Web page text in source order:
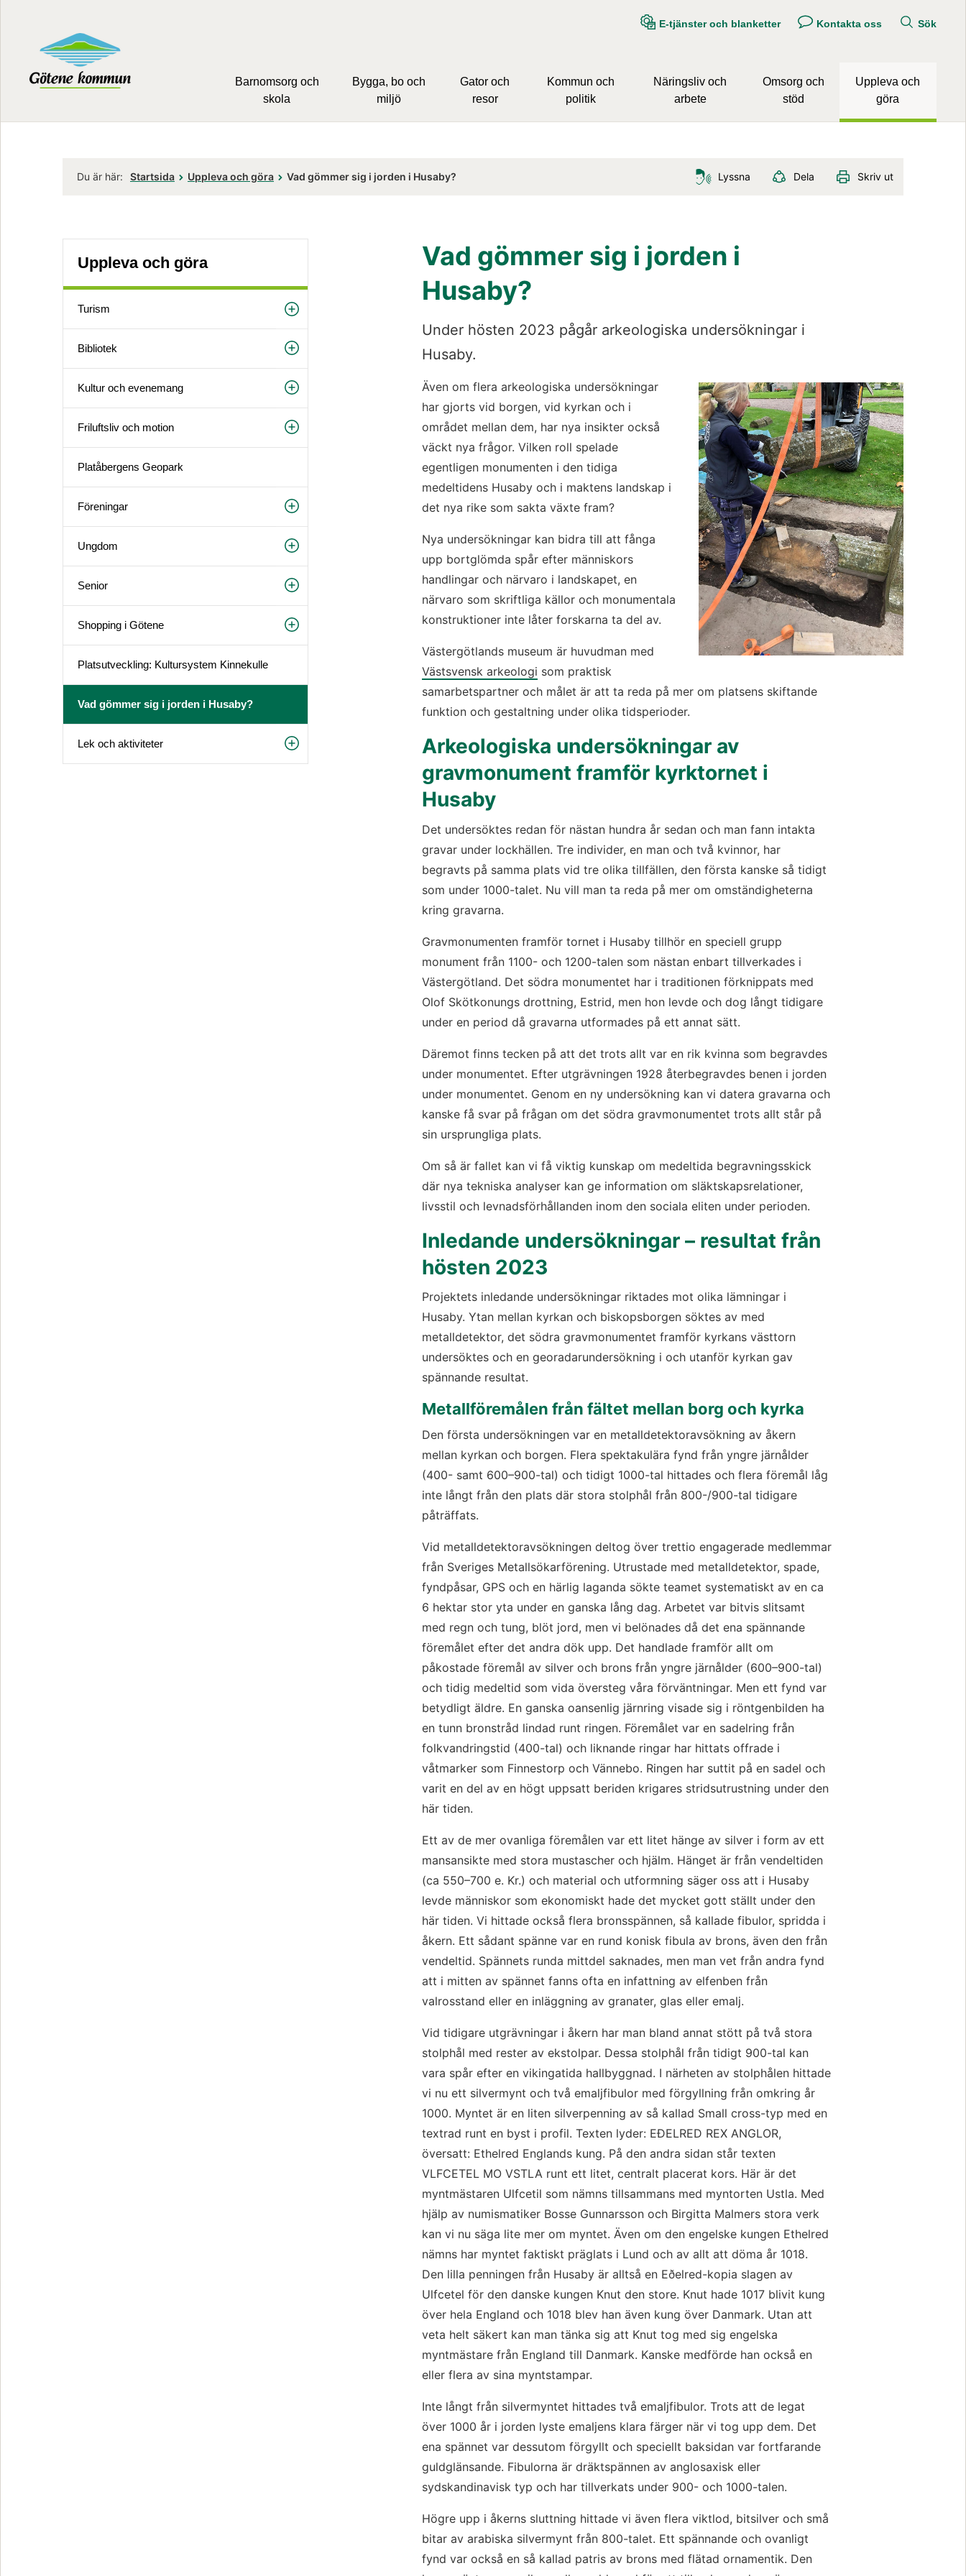
E-tjänster och blanketter Kontakta oss Sök
Barnomsorg och
skola
Bygga, bo och
miljö
Gator och
resor
Kommun och
politik
Näringsliv och
arbete
Omsorg och
stöd
Uppleva och
göra
Du är här: Startsida Uppleva och göra Vad gömmer sig i jorden i Husaby? Lyssna Dela Skriv ut
Uppleva och göra
Turism
Bibliotek
Kultur och evenemang
Friluftsliv och motion
Platåbergens Geopark
Föreningar
Ungdom
Senior
Shopping i Götene
Platsutveckling: Kultursystem Kinnekulle
Vad gömmer sig i jorden i Husaby?
Lek och aktiviteter
Vad gömmer sig i jorden i
Husaby?
Under hösten 2023 pågår arkeologiska undersökningar i
Husaby.
Förstora
Även om flera arkeologiska undersökningar
har gjorts vid borgen, vid kyrkan och i
området mellan dem, har nya insikter också
väckt nya frågor. Vilken roll spelade
egentligen monumenten i den tidiga
medeltidens Husaby och i maktens landskap i
det nya rike som sakta växte fram?
Nya undersökningar kan bidra till att fånga
upp bortglömda spår efter människors
handlingar och närvaro i landskapet, en
närvaro som skriftliga källor och monumentala
konstruktioner inte låter forskarna ta del av.
Västsvensk arkeologi som praktisk
samarbetspartner och målet är att ta reda på mer om platsens skiftande
funktion och gestaltning under olika tidsperioder.
Arkeologiska undersökningar av
gravmonument framför kyrktornet i
Husaby
Det undersöktes redan för nästan hundra år sedan och man fann intakta
gravar under lockhällen. Tre individer, en man och två kvinnor, har
begravts på samma plats vid tre olika tillfällen, den första kanske så tidigt
som under 1000-talet. Nu vill man ta reda på mer om omständigheterna
kring gravarna.
Gravmonumenten framför tornet i Husaby tillhör en speciell grupp
monument från 1100- och 1200-talen som nästan enbart tillverkades i
Västergötland. Det södra monumentet har i traditionen förknippats med
Olof Skötkonungs drottning, Estrid, men hon levde och dog långt tidigare
under en period då gravarna utformades på ett annat sätt.
Däremot finns tecken på att det trots allt var en rik kvinna som begravdes
under monumentet. Efter utgrävningen 1928 återbegravdes benen i jorden
under monumentet. Genom en ny undersökning kan vi datera gravarna och
kanske få svar på frågan om det södra gravmonumentet trots allt står på
sin ursprungliga plats.
Om så är fallet kan vi få viktig kunskap om medeltida begravningsskick
där nya tekniska analyser kan ge information om släktskapsrelationer,
livsstil och levnadsförhållanden inom den sociala eliten under perioden.
Inledande undersökningar – resultat från
hösten 2023
Projektets inledande undersökningar riktades mot olika lämningar i
Husaby. Ytan mellan kyrkan och biskopsborgen söktes av med
metalldetektor, det södra gravmonumentet framför kyrkans västtorn
undersöktes och en georadarundersökning i och utanför kyrkan gav
spännande resultat.
Metallföremålen från fältet mellan borg och kyrka
Den första undersökningen var en metalldetektoravsökning av åkern
mellan kyrkan och borgen. Flera spektakulära fynd från yngre järnålder
(400- samt 600–900-tal) och tidigt 1000-tal hittades och flera föremål låg
inte långt från den plats där stora stolphål från 800-/900-tal tidigare
påträffats.
Vid metalldetektoravsökningen deltog över trettio engagerade medlemmar
från Sveriges Metallsökarförening. Utrustade med metalldetektor, spade,
fyndpåsar, GPS och en härlig laganda sökte teamet systematiskt av en ca
6 hektar stor yta under en ganska lång dag. Arbetet var bitvis slitsamt
med regn och tung, blöt jord, men vi belönades då det ena spännande
föremålet efter det andra dök upp. Det handlade framför allt om
påkostade föremål av silver och brons från yngre järnålder (600–900-tal)
och tidig medeltid som vida översteg våra förväntningar. Men ett fynd var
betydligt äldre. En ganska oansenlig järnring visade sig i röntgenbilden ha
en tunn bronstråd lindad runt ringen. Föremålet var en sadelring från
folkvandringstid (400-tal) och liknande ringar har hittats offrade i
våtmarker som Finnestorp och Vännebo. Ringen har suttit på en sadel och
varit en del av en högt uppsatt beriden krigares stridsutrustning under den
här tiden.
Ett av de mer ovanliga föremålen var ett litet hänge av silver i form av ett
mansansikte med stora mustascher och hjälm. Hänget är från vendeltiden
(ca 550–700 e. Kr.) och material och utformning säger oss att i Husaby
levde människor som ekonomiskt hade det mycket gott ställt under den
här tiden. Vi hittade också flera bronsspännen, så kallade fibulor, spridda i
åkern. Ett sådant spänne var en rund konisk fibula av brons, även den från
vendeltid. Spännets runda mittdel saknades, men man vet från andra fynd
att i mitten av spännet fanns ofta en infattning av elfenben från
valrosstand eller en inläggning av granater, glas eller emalj.
Vid tidigare utgrävningar i åkern har man bland annat stött på två stora
stolphål med rester av ekstolpar. Dessa stolphål från tidigt 900-tal kan
vara spår efter en vikingatida hallbyggnad. I närheten av stolphålen hittade
vi nu ett silvermynt och två emaljfibulor med förgyllning från omkring år
1000. Myntet är en liten silverpenning av så kallad Small cross-typ med en
textrad runt en byst i profil. Texten lyder: EÐELRED REX ANGLOR,
översatt: Ethelred Englands kung. På den andra sidan står texten
VLFCETEL MO VSTLA runt ett litet, centralt placerat kors. Här är det
myntmästaren Ulfcetil som nämns tillsammans med myntorten Ustla. Med
hjälp av numismatiker Bosse Gunnarsson och Birgitta Malmers stora verk
kan vi nu säga lite mer om myntet. Även om den engelske kungen Ethelred
nämns har myntet faktiskt präglats i Lund och av allt att döma år 1018.
Den lilla penningen från Husaby är alltså en Eðelred-kopia slagen av
Ulfcetel för den danske kungen Knut den store. Knut hade 1017 blivit kung
över hela England och 1018 blev han även kung över Danmark. Utan att
veta helt säkert kan man tänka sig att Knut tog med sig engelska
myntmästare från England till Danmark. Kanske medförde han också en
eller flera av sina myntstampar.
Inte långt från silvermyntet hittades två emaljfibulor. Trots att de legat
över 1000 år i jorden lyste emaljens klara färger när vi tog upp dem. Det
ena spännet var dessutom förgyllt och speciellt baksidan var fortfarande
guldglänsande. Fibulorna är dräktspännen av anglosaxisk eller
sydskandinavisk typ och har tillverkats under 900- och 1000-talen.
Högre upp i åkerns sluttning hittade vi även flera viktlod, bitsilver och små
bitar av arabiska silvermynt från 800-talet. Ett spännande och ovanligt
fynd var också en så kallad patris av brons med flätad ornamentik. Den